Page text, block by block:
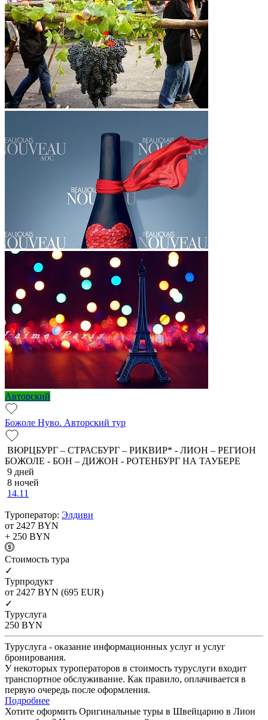
Авторский
Божоле Нуво. Авторский тур
ВЮРЦБУРГ – СТРАСБУРГ – РИКВИР* - ЛИОН – РЕГИОН
БОЖОЛЕ - БОН – ДИЖОН - РОТЕНБУРГ НА ТАУБЕРЕ
9 дней
8 ночей
14.11
Туроператор: Элдиви
от 2427 BYN
+ 250 BYN
Cтоимость тура
✓
Турпродукт
от 2427 BYN (695 EUR)
✓
Туруслуга
250 BYN
Туруслуга - оказание информационных услуг и услуг
бронирования.
У некоторых туроператоров в стоимость туруслуги входит
транспортное обслуживание. Как правило, оплачивается в
первую очередь после оформления.
Подробнее
Хотите оформить Оригинальные туры в Швейцарию в Лион